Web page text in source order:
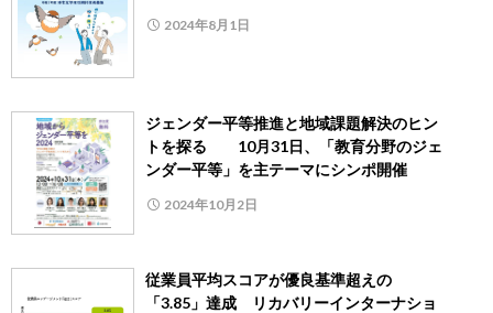
2024年8月1日
ジェンダー平等推進と地域課題解決のヒン
トを探る 10月31日、「教育分野のジェ
ンダー平等」を主テーマにシンポ開催
2024年10月2日
従業員平均スコアが優良基準超えの
「3.85」達成 リカバリーインターナショ